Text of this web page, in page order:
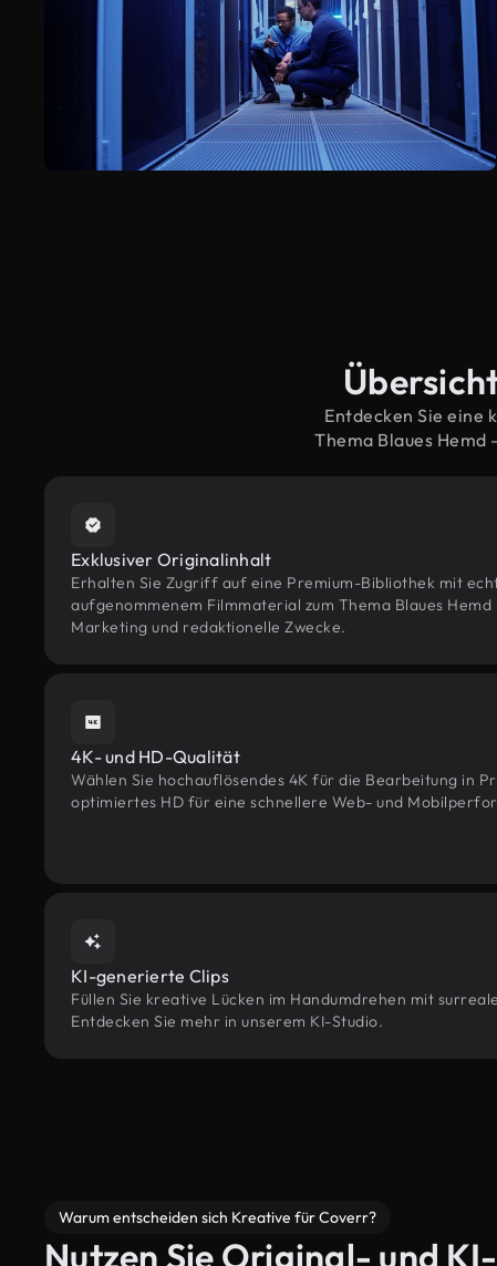
Entdecken Sie eine
Thema Blaues
Exklusiver Originalinhalt
Erhalten Sie Zugriff auf eine Premium-Bibliothek mit
aufgenommenem Filmmaterial zum Thema Blaues
Marketing und redaktionelle Zwecke.
4K- und HD-Qualität
Wählen Sie hochauflösendes 4K für die Bearbeitung in
optimiertes HD für eine schnellere Web- und
KI-generierte Clips
Füllen Sie kreative Lücken im Handumdrehen mit
Entdecken Sie mehr in unserem KI-Studio.
Warum entscheiden sich Kreative für Coverr?
Nutzen Sie Original- und